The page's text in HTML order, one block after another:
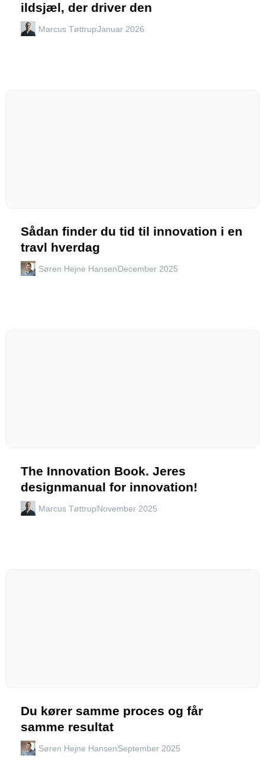
ildsjæl, der driver den
Marcus TøttrupJanuar 2026
Sådan finder du tid til innovation i en
travl hverdag
Søren Hejne HansenDecember 2025
The Innovation Book. Jeres
designmanual for innovation!
Marcus TøttrupNovember 2025
Du kører samme proces og får
samme resultat
Søren Hejne HansenSeptember 2025